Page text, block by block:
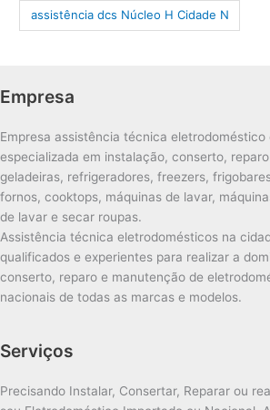
assistência dcs Núcleo H Cidade N
Empresa
Empresa assistência técnica eletrodoméstico
especializada em instalação, conserto,
geladeiras, refrigeradores, freezers,
fornos, cooktops, máquinas de lavar,
de lavar e secar roupas.
Assistência técnica eletrodomésticos na
qualificados e experientes para realizar a
conserto, reparo e manutenção de
nacionais de todas as marcas e modelos.
Serviços
Precisando Instalar, Consertar, Reparar ou